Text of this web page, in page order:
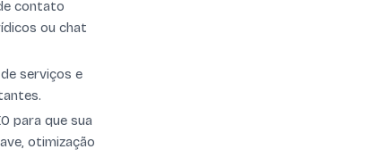
contato
ou chat
serviços e
para que sua
otimização